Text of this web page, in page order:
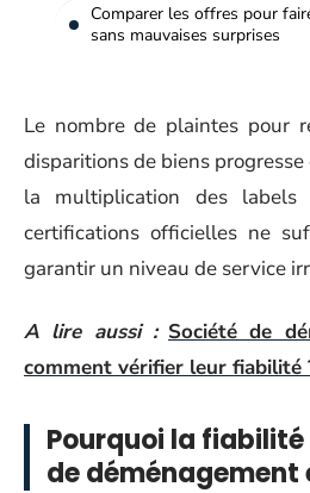
Comparer les offres pour
sans mauvaises surprises
Le nombre de plaintes pour
disparitions de biens
la multiplication des labels
certifications officielles ne
garantir un niveau de service
A lire aussi : Société de
comment vérifier leur fiabilité
Pourquoi la fiabilité
de déménagement